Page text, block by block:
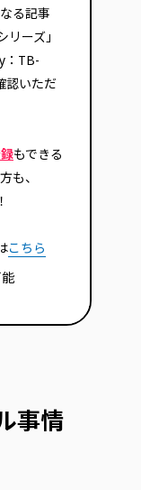
る記事
ーズ」
：TB-
認いただ
もできる
も、
こちら
事情